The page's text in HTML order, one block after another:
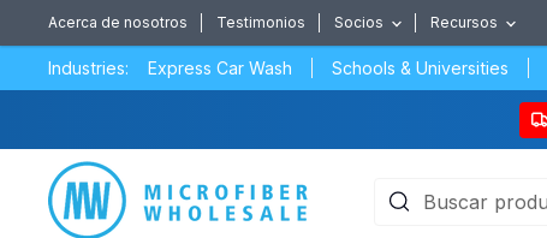
Acerca de nosotros Testimonios Socios Recursos
Industries: Express Car Wash Schools & Universities